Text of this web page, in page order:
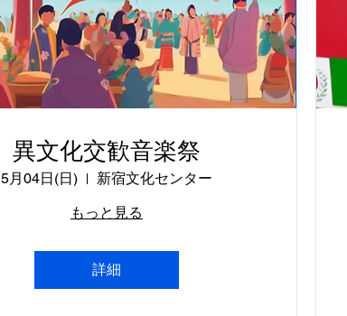
異文化交歓音楽祭
5月04日(日)
新宿文化センター
もっと見る
詳細